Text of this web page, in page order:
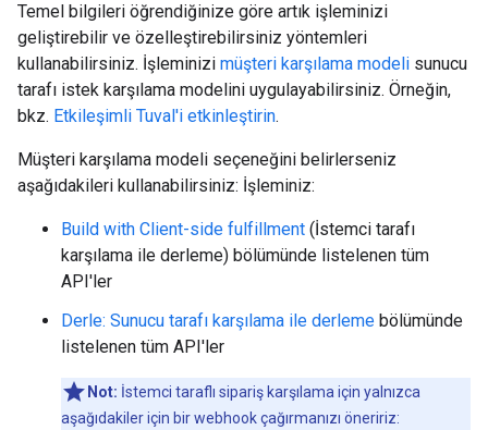
Temel bilgileri öğrendiğinize göre artık işleminizi
geliştirebilir ve özelleştirebilirsiniz yöntemleri
kullanabilirsiniz. İşleminizi müşteri karşılama modeli sunucu
tarafı istek karşılama modelini uygulayabilirsiniz. Örneğin,
bkz. Etkileşimli Tuval'i etkinleştirin.
Müşteri karşılama modeli seçeneğini belirlerseniz
aşağıdakileri kullanabilirsiniz: İşleminiz:
Build with Client-side fulfillment (İstemci tarafı
karşılama ile derleme) bölümünde listelenen tüm
API'ler
Derle: Sunucu tarafı karşılama ile derleme bölümünde
listelenen tüm API'ler
Not: İstemci taraflı sipariş karşılama için yalnızca
aşağıdakiler için bir webhook çağırmanızı öneririz: